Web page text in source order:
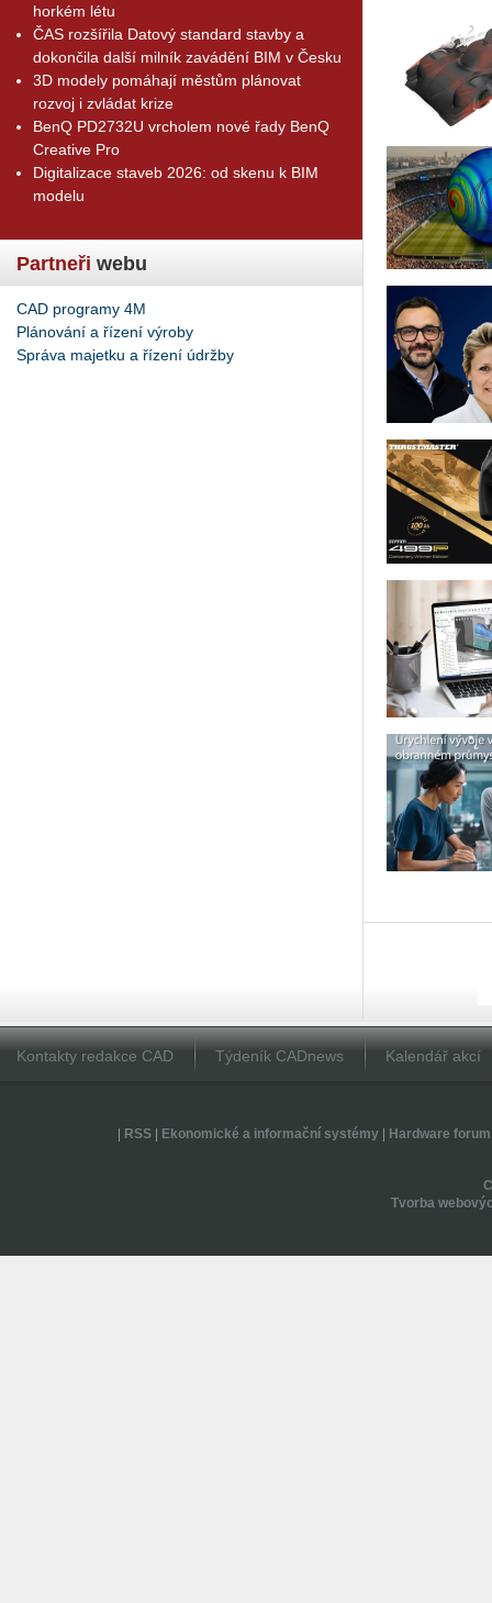
horkém létu
ČAS rozšířila Datový standard stavby a
dokončila další milník zavádění BIM v Česku
3D modely pomáhají městům plánovat
rozvoj i zvládat krize
BenQ PD2732U vrcholem nové řady BenQ
Creative Pro
Digitalizace staveb 2026: od skenu k BIM
modelu
Partneři webu
CAD programy 4M
Plánování a řízení výroby
Správa majetku a řízení údržby
Kontakty redakce CAD Týdeník CADnews Kalendář akcí
RSS| Ekonomické a informační systémy| Hardware forum
Tvorba